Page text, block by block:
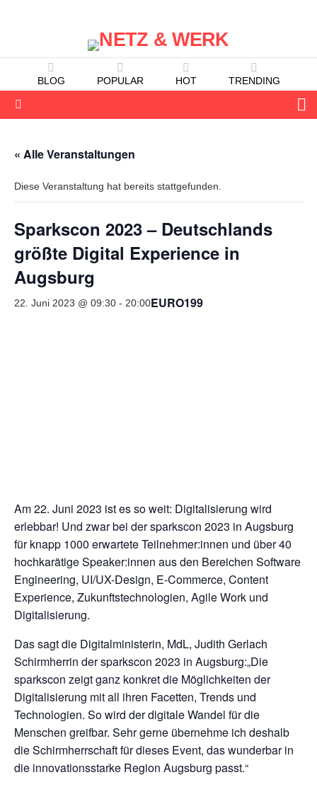
BLOG POPULAR HOT TRENDING
« Alle Veranstaltungen
Diese Veranstaltung hat bereits stattgefunden.
Sparkscon 2023 – Deutschlands
größte Digital Experience in
Augsburg
22. Juni 2023 @ 09:30 - 20:00EURO199
Am 22. Juni 2023 ist es so weit: Digitalisierung wird
erlebbar! Und zwar bei der sparkscon 2023 in Augsburg
für knapp 1000 erwartete Teilnehmer:innen und über 40
hochkarätige Speaker:innen aus den Bereichen Software
Engineering, UI/UX-Design, E-Commerce, Content
Experience, Zukunftstechnologien, Agile Work und
Digitalisierung.
Das sagt die Digitalministerin, MdL, Judith Gerlach
Schirmherrin der sparkscon 2023 in Augsburg:„Die
sparkscon zeigt ganz konkret die Möglichkeiten der
Digitalisierung mit all ihren Facetten, Trends und
Technologien. So wird der digitale Wandel für die
Menschen greifbar. Sehr gerne übernehme ich deshalb
die Schirmherrschaft für dieses Event, das wunderbar in
die innovationsstarke Region Augsburg passt.“